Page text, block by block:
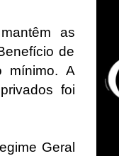
as
de
mínimo. A
foi
Geral